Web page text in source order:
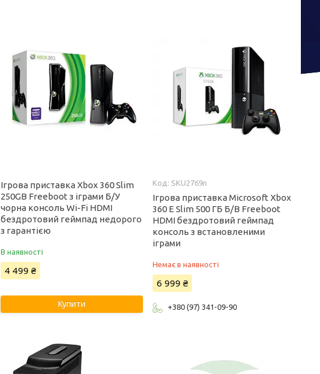
Ігрова приставка Xbox 360 Slim
250GB Freeboot з іграми Б/У
чорна консоль Wi-Fi HDMI
бездротовий геймпад недорого
з гарантією
В наявності
4 499 ₴
Купити
SKU2769n
Ігрова приставка Microsoft Xbox
360 E Slim 500 ГБ Б/В Freeboot
HDMI бездротовий геймпад
консоль з встановленими
іграми
Немає в наявності
6 999 ₴
+380 (97) 341-09-90